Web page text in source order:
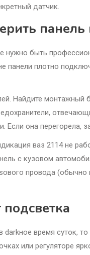
датчик.
нужно быть
панели плотно
Найдите
Если она перегорела,
ваз 2114 не
с кузовом
провода
время суток,
или регуляторе